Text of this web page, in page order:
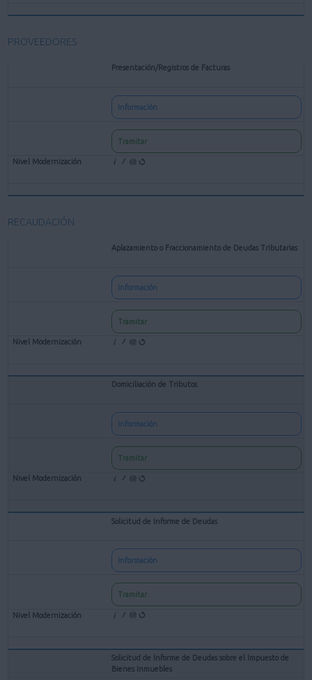
PROVEEDORES
Presentación/Registros de Facturas
Información
Tramitar
RECAUDACIÓN
Aplazamiento o Fraccionamiento de Deudas Tributarias
Información
Tramitar
Domiciliación de Tributos
Información
Tramitar
Solicitud de Informe de Deudas
Información
Tramitar
Solicitud de Informe de Deudas sobre el Impuesto de
Bienes Inmuebles